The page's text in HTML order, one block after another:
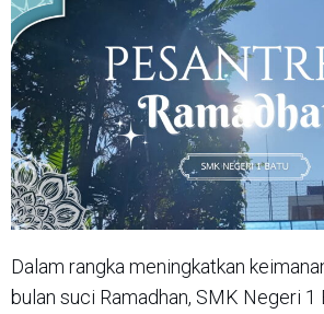
Dalam rangka meningkatkan
bulan suci Ramadhan, SMK Negeri 1